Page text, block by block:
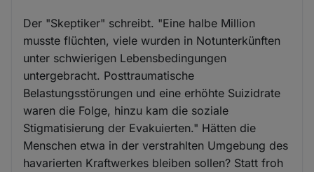
Der "Skeptiker" schreibt. "Eine halbe Million
musste flüchten, viele wurden in Notunterkünften
unter schwierigen Lebensbedingungen
untergebracht. Posttraumatische
Belastungsstörungen und eine erhöhte Suizidrate
waren die Folge, hinzu kam die soziale
Stigmatisierung der Evakuierten." Hätten die
Menschen etwa in der verstrahlten Umgebung des
havarierten Kraftwerkes bleiben sollen? Statt froh